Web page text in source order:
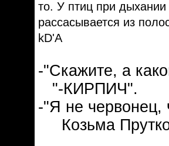
то. У птиц при дыхании
рассасывается из
kD'A
-"Скажите, а
"-КИРПИЧ".
-"Я не червонец,
Козьма